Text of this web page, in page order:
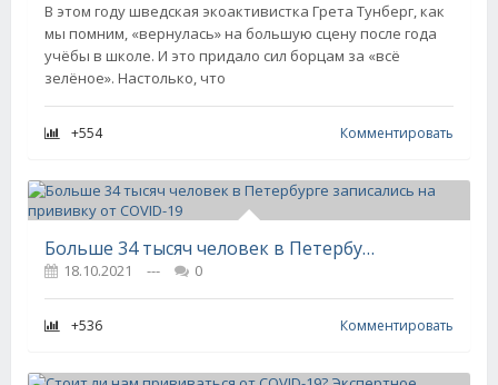
В этом году шведская экоактивистка Грета Тунберг, как
мы помним, «вернулась» на большую сцену после года
учёбы в школе. И это придало сил борцам за «всё
зелёное». Настолько, что
+554 Комментировать
Больше 34 тысяч человек в Петербурге записались на прививку от COVID-19
18.10.2021 --- 0
+536 Комментировать